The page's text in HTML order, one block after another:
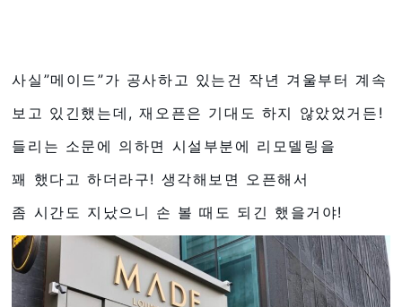
사실”메이드”가 공사하고 있는건 작년 겨울부터 계속
보고 있긴했는데, 재오픈은 기대도 하지 않았었거든!
들리는 소문에 의하면 시설부분에 리모델링을
꽤 했다고 하더라구! 생각해보면 오픈해서
좀 시간도 지났으니 손 볼 때도 되긴 했을거야!